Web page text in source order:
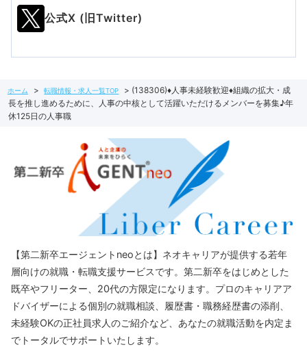
公式X (旧Twitter)
ホーム 転職情報・求人一覧TOP
(138306)♦人事未経験歓迎♦組織の拡大・成
長を推し進めるために、人事の中核として活躍いただけるメンバーを募集♪年
休125日の人事職
【第二新卒エージェントneoとは】ネオキャリアが提供する若年
層向けの就職・転職支援サービスです。第二新卒をはじめとした
既卒やフリーター、20代の方限定になります。プロのキャリアア
ドバイザーによる個別の就職相談、履歴書・職務経歴書の添削、
未経験OKの正社員求人のご紹介など、あなたの就職活動を内定ま
でトータルでサポートいたします。